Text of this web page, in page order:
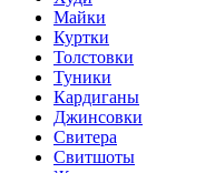
Майки
Куртки
Толстовки
Туники
Кардиганы
Джинсовки
Свитера
Свитшоты